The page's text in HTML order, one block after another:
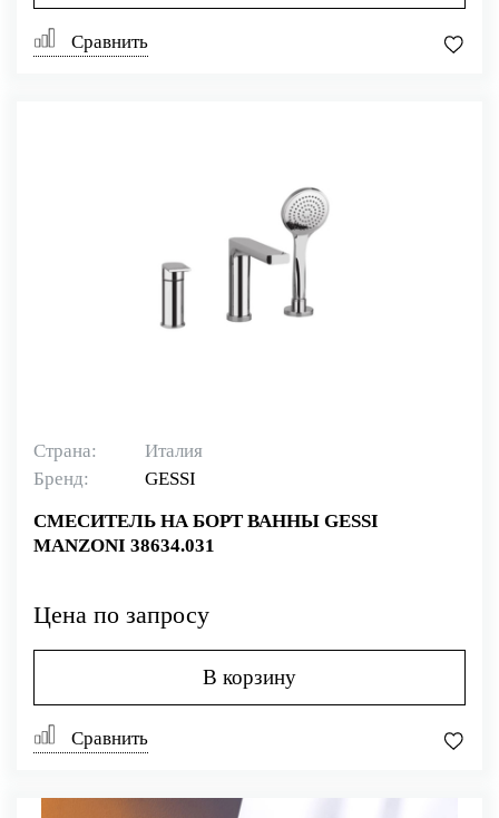
Сравнить
Страна:
Италия
Бренд:
GESSI
СМЕСИТЕЛЬ НА БОРТ ВАННЫ GESSI
MANZONI 38634.031
Цена по запросу
В корзину
Сравнить